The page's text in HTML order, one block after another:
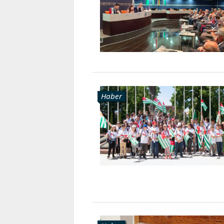
Karaçay-
Çerkes
Krasnodar
Kray
Osetya
Stavropol
Kray
Haber